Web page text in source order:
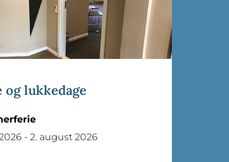
og lukkedage
2026 - 2. august 2026